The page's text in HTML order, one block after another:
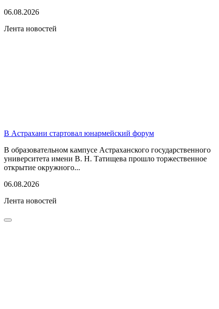
06.08.2026
Лента новостей
В Астрахани стартовал юнармейский форум
В образовательном кампусе Астраханского государственного
университета имени В. Н. Татищева прошло торжественное
открытие окружного...
06.08.2026
Лента новостей